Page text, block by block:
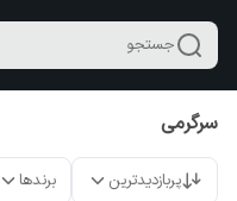
جستجو
سرگرمی
پربازدیدترین برندها